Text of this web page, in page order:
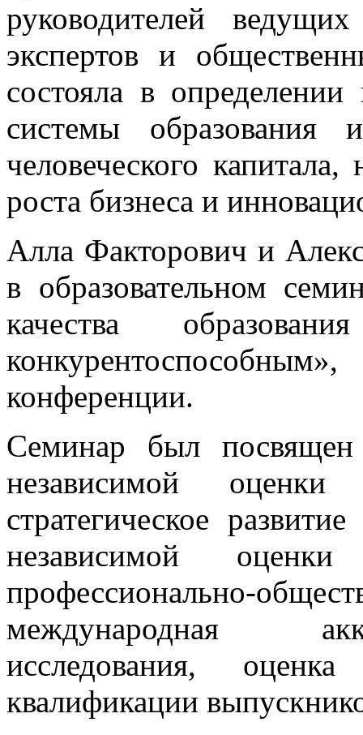
руководителей
экспертов и
состояла в определении
системы
человеческого
роста бизнеса и
Алла Факторович и
в образовательном
качества
конференции.
Семинар был посвящен
независимой оценки
стратегическое
независимой оценки
профессионально-
международная
исследования,
квалификации